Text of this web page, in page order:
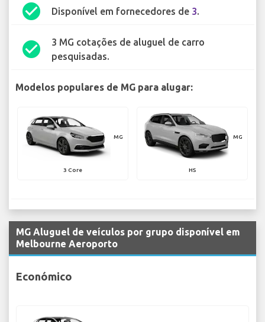
check_circle Disponível em fornecedores de 3.
check_circle
3 MG cotações de aluguel de carro
pesquisadas.
Modelos populares de MG para alugar:
MG
3 Core
MG
HS
MG Aluguel de veículos por grupo disponível em
Melbourne Aeroporto
Económico